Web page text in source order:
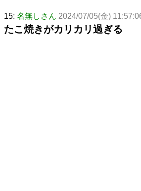
15: 名無しさん 2024/07/05(金)
たこ焼きがカリカリ過ぎる